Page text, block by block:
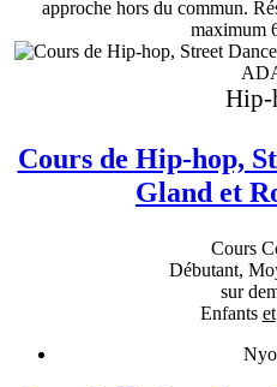
approche hors du commun.
maximum
Hip-
Cours de Hip-hop,
Gland et
Cours
Débutant,
sur
Enfants et